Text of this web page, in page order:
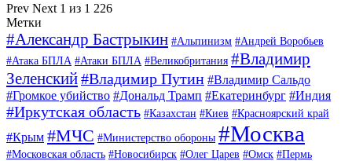
Prev Next 1 из 1 226
Метки
#Александр Бастрыкин #Альпинизм #Андрей Воробьев
#Атака БПЛА #Атаки БПЛА #Великобритания #Владимир
Зеленский#Владимир Путин #Владимир Сальдо
#Громкое убийство #Дональд Трамп #Екатеринбург #Индия
#Иркутская область #Казахстан #Киев #Красноярский край
#Крым #МЧС #Министерство обороны #Москва
#Московская область #Новосибирск #Олег Царев #Омск #Пермь